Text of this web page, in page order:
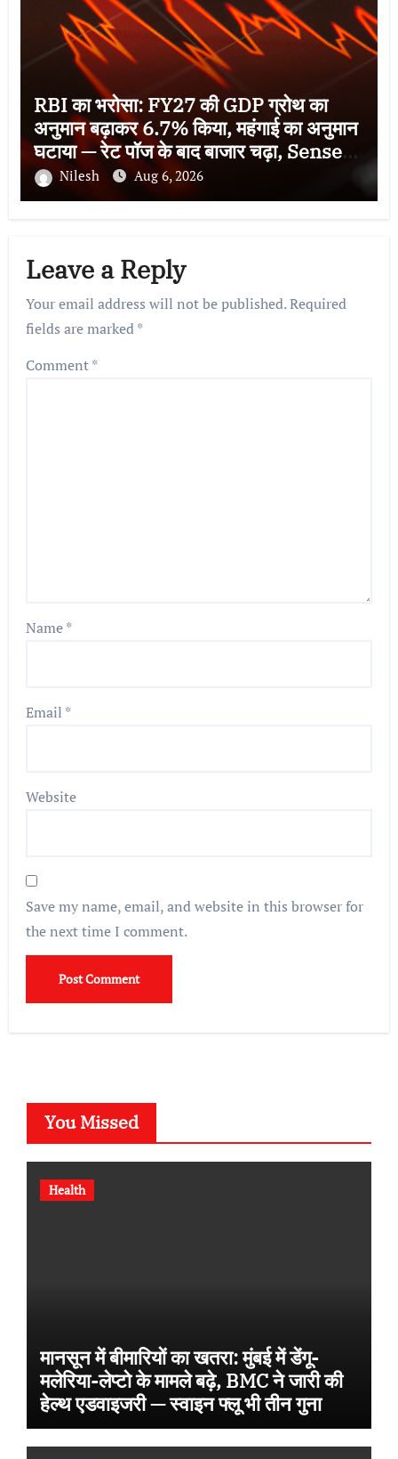
RBI का भरोसा: FY27 की GDP ग्रोथ का
अनुमान बढ़ाकर 6.7% किया, महंगाई का अनुमान
घटाया — रेट पॉज के बाद बाजार चढ़ा, Sensex
78,581 पर बंद
Nilesh Aug 6, 2026
Leave a Reply
Your email address will not be published.Required
fields are marked*
Comment*
Name*
Email *
Website
Save my name, email, and website in this browser for
the next time I comment.
You Missed
Health
मानसून में बीमारियों का खतरा: मुंबई में डेंगू-
मलेरिया-लेप्टो के मामले बढ़े, BMC ने जारी की
हेल्थ एडवाइजरी — स्वाइन फ्लू भी तीन गुना